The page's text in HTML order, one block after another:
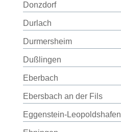
Donzdorf
Durlach
Durmersheim
Dußlingen
Eberbach
Ebersbach an der Fils
Eggenstein-Leopoldshafen